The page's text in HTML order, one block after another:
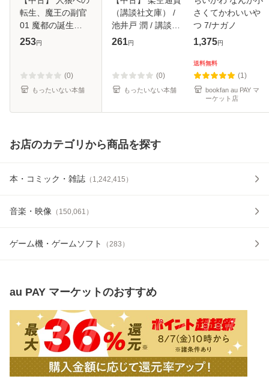
転生、魔王の副官
01 魔都の誕生
(EARTH STAR
ターエンターテイ
メント [単行本（ソ
253円
(0)
もったいない本舗
（講談社文庫） /
池井戸 潤 / 講談社
[文庫]【メール便送
261円
(0)
もったいない本舗
さくてかわいいや
つ 7/ナガノ
1,375円
送料無料
(1)
bookfan au PAY マ
ーケット店
お店のカテゴリから商品を探す
本・コミック・雑誌 （ 1,242,415 ）
音楽・映像 （ 150,061 ）
ゲーム機・ゲームソフト （283 ）
au PAY マーケットのおすすめ